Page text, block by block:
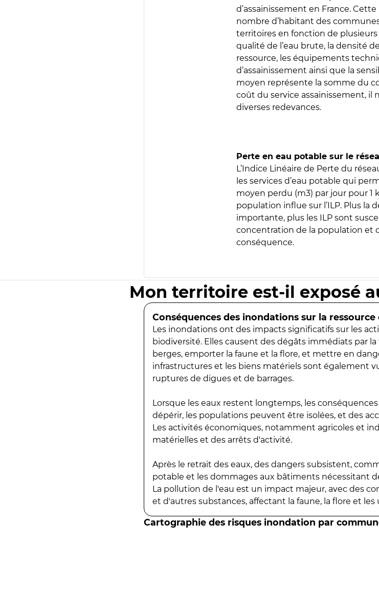
d’assainissement en France.
nombre d’habitant des
territoires en fonction de
qualité de l’eau brute, la densité
ressource, les équipements
d’assainissement ainsi que la
moyen représente la somme du
coût du service assainissement, il
diverses redevances.
Perte en eau potable sur le
L’Indice Linéaire de Perte du
les services d’eau potable qui
moyen perdu (m3) par jour pour 1
population influe sur l’ILP. Plus la
importante, plus les ILP sont
concentration de la population et
conséquence.
Mon territoire est-il exposé
Conséquences des inondations sur la ressource
Les inondations ont des impacts significatifs sur les
biodiversité. Elles causent des dégâts immédiats par
berges, emporter la faune et la flore, et mettre en
infrastructures et les biens matériels sont également
ruptures de digues et de barrages.
Lorsque les eaux restent longtemps, les
dépérir, les populations peuvent être isolées, et des
Les activités économiques, notamment agricoles et
matérielles et des arrêts d'activité.
Après le retrait des eaux, des dangers subsistent,
potable et les dommages aux bâtiments nécessitant
La pollution de l'eau est un impact majeur, avec des
et d'autres substances, affectant la faune, la flore et les
Cartographie des risques inondation par